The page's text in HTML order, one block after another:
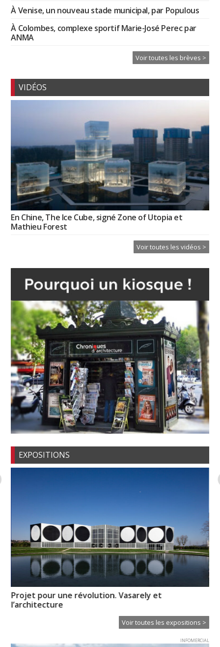
À Venise, un nouveau stade municipal, par Populous
À Colombes, complexe sportif Marie-José Perec par
ANMA
Voir toutes les brèves >
VIDÉOS
En Chine, The Ice Cube, signé Zone of Utopia et
Mathieu Forest
Voir toutes les vidéos >
EXPOSITIONS
Projet pour une révolution. Vasarely et
l’architecture
Voir toutes les expositions >
INFOMERCIAL